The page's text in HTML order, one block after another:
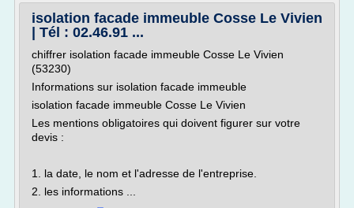
isolation facade immeuble Cosse Le Vivien
| Tél : 02.46.91 ...
chiffrer isolation facade immeuble Cosse Le Vivien
(53230)
Informations sur isolation facade immeuble
isolation facade immeuble Cosse Le Vivien
Les mentions obligatoires qui doivent figurer sur votre
devis :
1. la date, le nom et l'adresse de l'entreprise.
2. les informations ...